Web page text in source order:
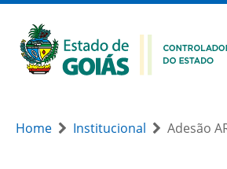
Home Institucional Adesão